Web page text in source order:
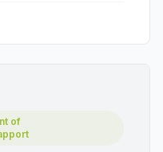
het originele
bevind zich
of